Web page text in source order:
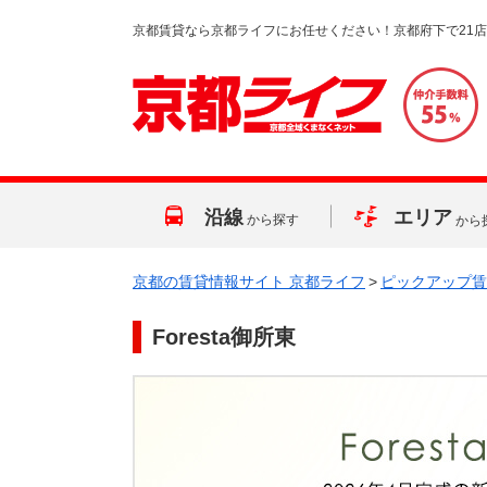
京都賃貸なら京都ライフにお任せください！京都府下で21
沿線 から探す エリア から
京都の賃貸情報サイト 京都ライフ > ピックアップ
Foresta御所東